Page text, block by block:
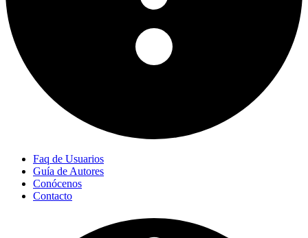
Faq de Usuarios
Guía de Autores
Conócenos
Contacto